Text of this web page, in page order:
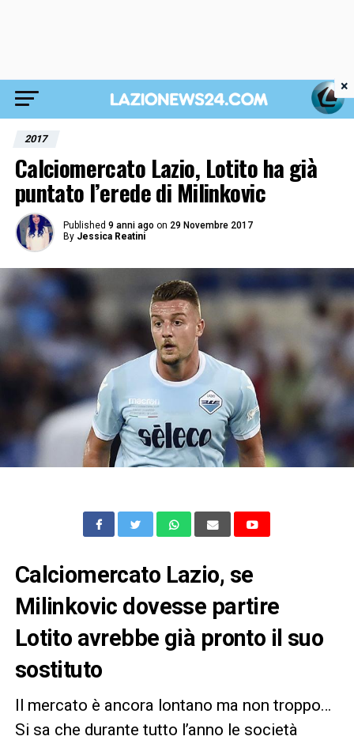
2017
Calciomercato Lazio, Lotito ha già
puntato l’erede di Milinkovic
Published 9 anni ago on 29 Novembre 2017
By Jessica Reatini
Calciomercato Lazio, se
Milinkovic dovesse partire
Lotito avrebbe già pronto il suo
sostituto
Il mercato è ancora lontano ma non troppo…
Si sa che durante tutto l’anno le società
×